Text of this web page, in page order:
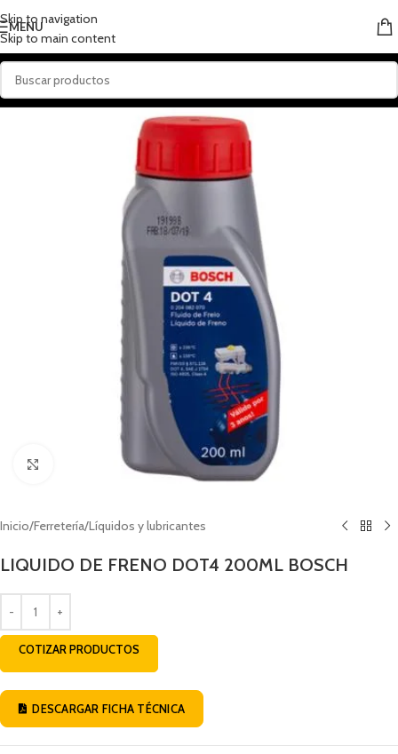
Skip to navigation
Skip to main content
MENU
Click to enlarge
Inicio/Ferretería/Líquidos y lubricantes
LIQUIDO DE FRENO DOT4 200ML BOSCH
COTIZAR PRODUCTOS
DESCARGAR FICHA TÉCNICA